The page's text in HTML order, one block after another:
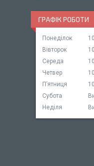
ГРАФІК РОБОТИ
Понеділок
Вівторок
Середа
Четвер
Пʼятниця
Субота
Неділя